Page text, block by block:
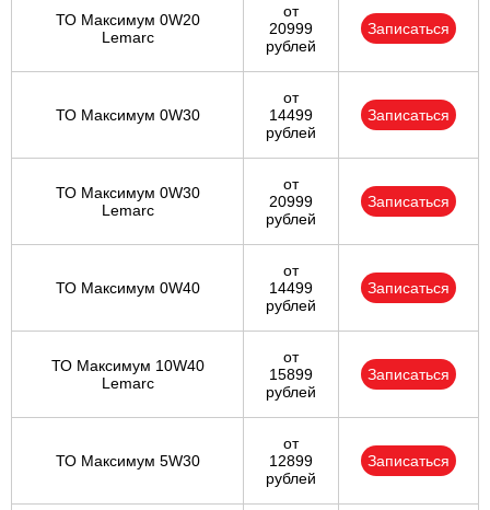
ТО Максимум 0W20
Lemarc
от
20999
рублей
Записаться
ТО Максимум 0W30
от
14499
рублей
Записаться
ТО Максимум 0W30
Lemarc
от
20999
рублей
Записаться
ТО Максимум 0W40
от
14499
рублей
Записаться
ТО Максимум 10W40
Lemarc
от
15899
рублей
Записаться
ТО Максимум 5W30
от
12899
рублей
Записаться